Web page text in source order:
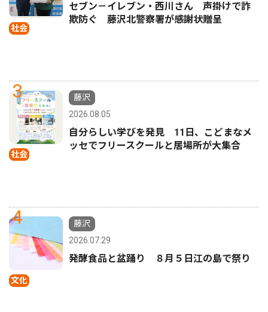
社会
セブン－イレブン・西川さん 声掛けで詐
欺防ぐ 藤沢北警察署が感謝状贈呈
3
社会
藤沢
2026.08.05
自分らしい学びを発見 11日、こどまなメ
ッセでフリースクールと居場所が大集合
4
文化
藤沢
2026.07.29
発酵食品と盆踊り ８月５日江の島で祭り